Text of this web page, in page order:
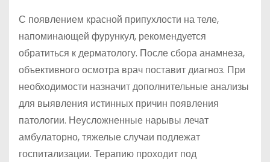
С появлением красной припухлости на теле,
напоминающей фурункул, рекомендуется
обратиться к дерматологу. После сбора анамнеза,
объективного осмотра врач поставит диагноз. При
необходимости назначит дополнительные анализы
для выявления истинных причин появления
патологии. Неусложненные нарывы лечат
амбулаторно, тяжелые случаи подлежат
госпитализации. Терапию проходит под